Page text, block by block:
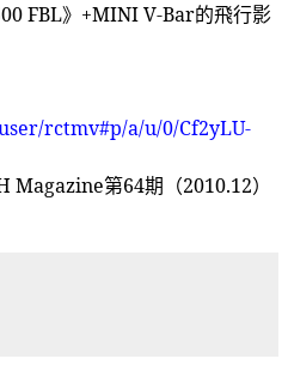
FBL》 +MINI V-Bar的飛行影
rctmv#p/a/u/0/Cf2yLU-
Magazine第64期（2010.12）